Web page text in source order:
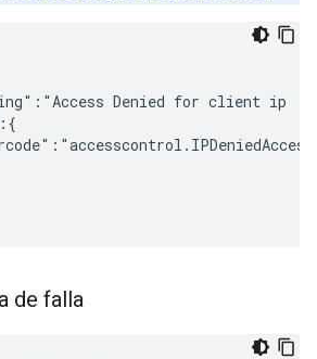
Denied for client ip :
de falla